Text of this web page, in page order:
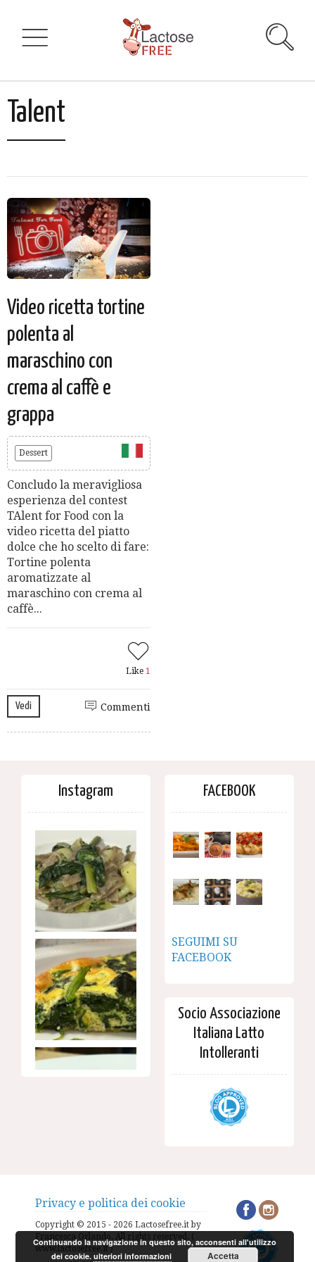
Talent
Video ricetta tortine
polenta al
maraschino con
crema al caffè e
grappa
Dessert
Concludo la meravigliosa
esperienza del contest
TAlent for Food con la
video ricetta del piatto
dolce che ho scelto di fare:
Tortine polenta
aromatizzate al
maraschino con crema al
caffè...
Like 1
Vedi Commenti
Instagram FACEBOOK
SEGUIMI SU
FACEBOOK
Socio Associazione
Italiana Latto
Intolleranti
Privacy e politica dei cookie
Copyright © 2015 - 2026 Lactosefree.it by
Francesca Orlando. All rights reserved. (
www.lactosefree.it )
Continuando la navigazione in questo sito, acconsenti all'utilizzo
dei cookie.ulteriori informazioni Accetta